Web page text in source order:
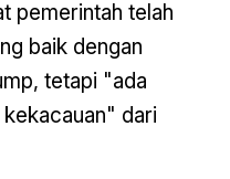
pemerintah telah
baik dengan
tetapi "ada
dari